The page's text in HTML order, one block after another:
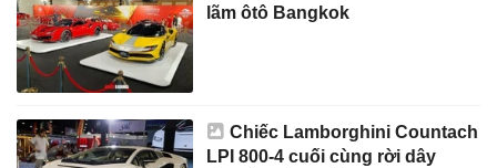
lãm ôtô Bangkok
Chiếc Lamborghini Countach
LPI 800-4 cuối cùng rời dây